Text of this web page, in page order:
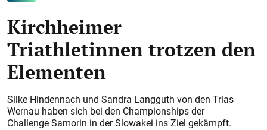
Kirchheimer
Triathletinnen trotzen den
Elementen
Silke Hindennach und Sandra Langguth von den Trias
Wernau haben sich bei den Championships der
Challenge Samorin in der Slowakei ins Ziel gekämpft.